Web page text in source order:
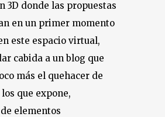
3D donde las propuestas
en un primer momento
este espacio virtual,
cabida a un blog que
más el quehacer de
que expone,
elementos